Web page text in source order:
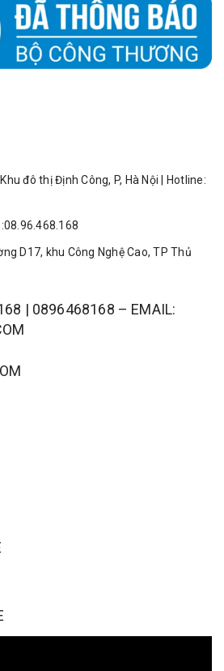
đô thị Định Công, P, Hà Nội | Hotline:
D17, khu Công Nghệ Cao, TP Thủ
| 0896468168 – EMAIL: